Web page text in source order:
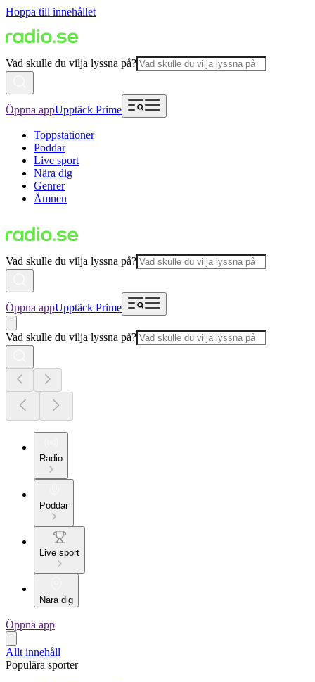
Hoppa till innehållet
Vad skulle du vilja lyssna på?
Öppna appUpptäck Prime
Toppstationer
Poddar
Live sport
Nära dig
Genrer
Ämnen
Vad skulle du vilja lyssna på?
Öppna appUpptäck Prime
Vad skulle du vilja lyssna på?
Radio
Poddar
Live sport
Nära dig
Öppna app
Allt innehåll
Populära sporter